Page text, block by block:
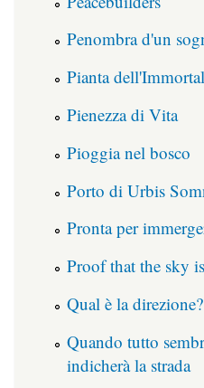
Penombra d'un
Pianta
Pienezza di Vita
Pioggia nel bosco
Porto di Urbis
Pronta per
Proof that the sky
Qual è la direzione?
Quando tutto
indicherà la strada